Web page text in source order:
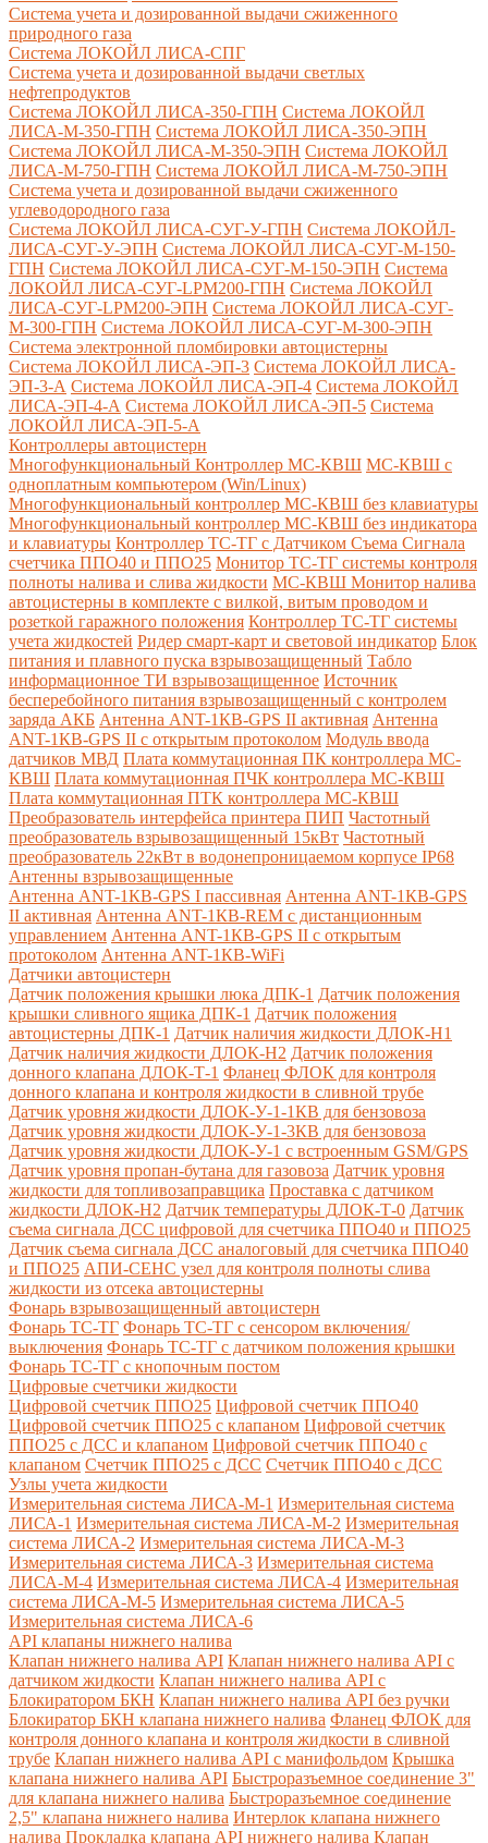
Система учета и дозированной выдачи сжиженного
природного газа
Система ЛОКОЙЛ ЛИСА-СПГ
Система учета и дозированной выдачи светлых
нефтепродуктов
Система ЛОКОЙЛ ЛИСА-350-ГПН Система ЛОКОЙЛ
ЛИСА-М-350-ГПН Система ЛОКОЙЛ ЛИСА-350-ЭПН
Система ЛОКОЙЛ ЛИСА-М-350-ЭПН Система ЛОКОЙЛ
ЛИСА-М-750-ГПН Система ЛОКОЙЛ ЛИСА-М-750-ЭПН
Система учета и дозированной выдачи сжиженного
углеводородного газа
Система ЛОКОЙЛ ЛИСА-СУГ-У-ГПН Система ЛОКОЙЛ-
ЛИСА-СУГ-У-ЭПН Система ЛОКОЙЛ ЛИСА-СУГ-М-150-
ГПН Система ЛОКОЙЛ ЛИСА-СУГ-М-150-ЭПН Система
ЛОКОЙЛ ЛИСА-СУГ-LPM200-ГПН Система ЛОКОЙЛ
ЛИСА-СУГ-LPM200-ЭПН Система ЛОКОЙЛ ЛИСА-СУГ-
М-300-ГПН Система ЛОКОЙЛ ЛИСА-СУГ-М-300-ЭПН
Система электронной пломбировки автоцистерны
Система ЛОКОЙЛ ЛИСА-ЭП-3 Система ЛОКОЙЛ ЛИСА-
ЭП-3-А Система ЛОКОЙЛ ЛИСА-ЭП-4 Система ЛОКОЙЛ
ЛИСА-ЭП-4-А Система ЛОКОЙЛ ЛИСА-ЭП-5 Система
ЛОКОЙЛ ЛИСА-ЭП-5-А
Контроллеры автоцистерн
Многофункциональный Контроллер МС-КВШ МС-КВШ с
одноплатным компьютером (Win/Linux)
Многофункциональный контроллер МС-КВШ без клавиатуры
Многофункциональный контроллер МС-КВШ без индикатора
и клавиатуры Контроллер ТС-ТГ с Датчиком Съема Сигнала
счетчика ППО40 и ППО25 Монитор ТС-ТГ системы контроля
полноты налива и слива жидкости МС-КВШ Монитор налива
автоцистерны в комплекте с вилкой, витым проводом и
розеткой гаражного положения Контроллер ТС-ТГ системы
учета жидкостей Ридер смарт-карт и световой индикатор Блок
питания и плавного пуска взрывозащищенный Табло
информационное ТИ взрывозащищенное Источник
бесперебойного питания взрывозащищенный с контролем
заряда АКБ Антенна ANT-1КВ-GPS II активная Антенна
ANT-1КВ-GPS II с открытым протоколом Модуль ввода
датчиков МВД Плата коммутационная ПК контроллера МС-
КВШ Плата коммутационная ПЧК контроллера МС-КВШ
Плата коммутационная ПТК контроллера МС-КВШ
Преобразователь интерфейса принтера ПИП Частотный
преобразователь взрывозащищенный 15кВт Частотный
преобразователь 22кВт в водонепроницаемом корпусе IP68
Антенны взрывозащищенные
Антенна ANT-1КВ-GPS I пассивная Антенна ANT-1КВ-GPS
II активная Антенна ANT-1КВ-REM c дистанционным
управлением Антенна ANT-1КВ-GPS II с открытым
протоколом Антенна ANT-1КВ-WiFi
Датчики автоцистерн
Датчик положения крышки люка ДПК-1 Датчик положения
крышки сливного ящика ДПК-1 Датчик положения
автоцистерны ДПК-1 Датчик наличия жидкости ДЛОК-Н1
Датчик наличия жидкости ДЛОК-Н2 Датчик положения
донного клапана ДЛОК-Т-1 Фланец ФЛОК для контроля
донного клапана и контроля жидкости в сливной трубе
Датчик уровня жидкости ДЛОК-У-1-1КВ для бензовоза
Датчик уровня жидкости ДЛОК-У-1-3КВ для бензовоза
Датчик уровня жидкости ДЛОК-У-1 с встроенным GSM/GPS
Датчик уровня пропан-бутана для газовоза Датчик уровня
жидкости для топливозаправщика Проставка с датчиком
жидкости ДЛОК-Н2 Датчик температуры ДЛОК-Т-0 Датчик
съема сигнала ДСС цифровой для счетчика ППО40 и ППО25
Датчик съема сигнала ДСС аналоговый для счетчика ППО40
и ППО25 АПИ-СЕНС узел для контроля полноты слива
жидкости из отсека автоцистерны
Фонарь взрывозащищенный автоцистерн
Фонарь ТС-ТГ Фонарь ТС-ТГ с сенсором включения/
выключения Фонарь ТС-ТГ с датчиком положения крышки
Фонарь ТС-ТГ с кнопочным постом
Цифровые счетчики жидкости
Цифровой счетчик ППО25 Цифровой счетчик ППО40
Цифровой счетчик ППО25 с клапаном Цифровой счетчик
ППО25 с ДСС и клапаном Цифровой счетчик ППО40 с
клапаном Счетчик ППО25 с ДСС Счетчик ППО40 с ДСС
Узлы учета жидкости
Измерительная система ЛИСА-М-1 Измерительная система
ЛИСА-1 Измерительная система ЛИСА-М-2 Измерительная
система ЛИСА-2 Измерительная система ЛИСА-М-3
Измерительная система ЛИСА-3 Измерительная система
ЛИСА-М-4 Измерительная система ЛИСА-4 Измерительная
система ЛИСА-М-5 Измерительная система ЛИСА-5
Измерительная система ЛИСА-6
API клапаны нижнего налива
Клапан нижнего налива API Клапан нижнего налива API с
датчиком жидкости Клапан нижнего налива API с
Блокиратором БКН Клапан нижнего налива API без ручки
Блокиратор БКН клапана нижнего налива Фланец ФЛОК для
контроля донного клапана и контроля жидкости в сливной
трубе Клапан нижнего налива API с манифольдом Крышка
клапана нижнего налива API Быстроразъемное соединение 3"
для клапана нижнего налива Быстроразъемное соединение
2,5" клапана нижнего налива Интерлок клапана нижнего
налива Прокладка клапана API нижнего налива Клапан